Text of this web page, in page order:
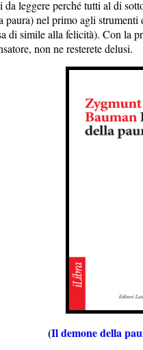
leggere perché tutti al di
paura) nel primo agli
di simile alla felicità). Con la
non ne resterete delusi.
(Il demone della